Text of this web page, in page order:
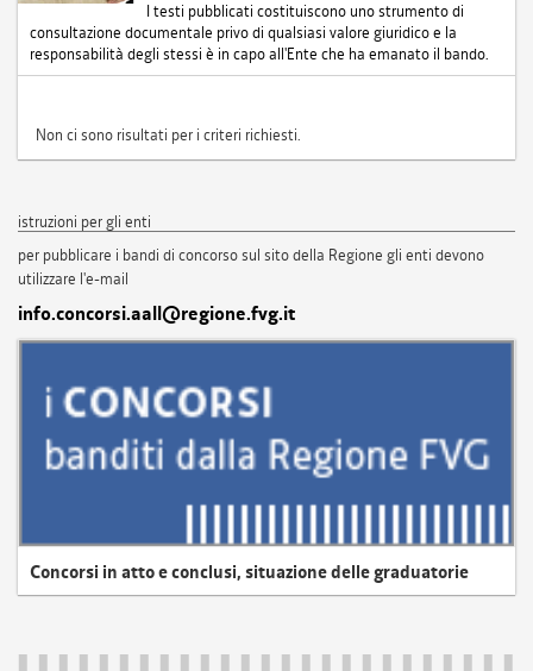
I testi pubblicati costituiscono uno strumento di
consultazione documentale privo di qualsiasi valore giuridico e la
responsabilità degli stessi è in capo all'Ente che ha emanato il bando.
Non ci sono risultati per i criteri richiesti.
istruzioni per gli enti
per pubblicare i bandi di concorso sul sito della Regione gli enti devono
utilizzare l'e-mail
info.concorsi.aall@regione.fvg.it
Concorsi in atto e conclusi, situazione delle graduatorie